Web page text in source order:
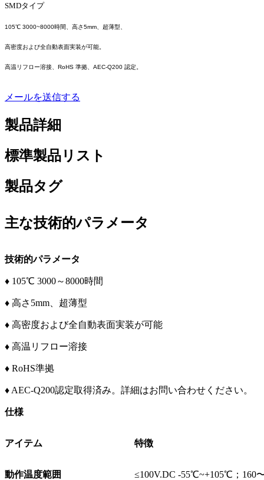
SMDタイプ
105℃ 3000~8000時間、高さ5mm、超薄型、
高密度および全自動表面実装が可能。
高温リフロー溶接、RoHS 準拠、AEC-Q200 認定。
メールを送信する
製品詳細
標準製品リスト
製品タグ
主な技術的パラメータ
技術的パラメータ
♦ 105℃ 3000～8000時間
♦ 高さ5mm、超薄型
♦ 高密度および全自動表面実装が可能
♦ 高温リフロー溶接
♦ RoHS準拠
♦ AEC-Q200認定取得済み。詳細はお問い合わせください。
仕様
アイテム 特徴
動作温度範囲 ≤100V.DC -55℃~+105℃；160